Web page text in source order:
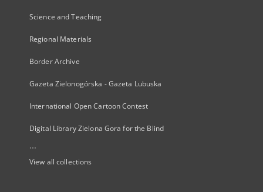
Science and Teaching
Regional Materials
Border Archive
Gazeta Zielonogórska - Gazeta Lubuska
International Open Cartoon Contest
Digital Library Zielona Gora for the Blind
...
View all collections